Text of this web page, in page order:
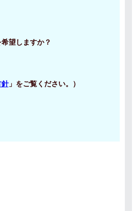
望しますか？
針」をご覧ください。）